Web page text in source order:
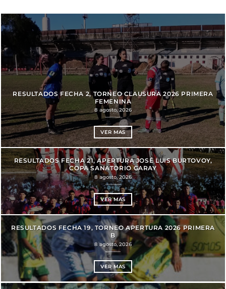
RESULTADOS FECHA 2, TORNEO CLAUSURA 2026 PRIMERA
FEMENINA
8 agosto, 2026
VER MAS
RESULTADOS FECHA 21, APERTURA JOSÉ LUIS BURTOVOY,
COPA SANATORIO GARAY
8 agosto, 2026
VER MAS
RESULTADOS FECHA 19, TORNEO APERTURA 2026 PRIMERA
B
8 agosto, 2026
VER MAS